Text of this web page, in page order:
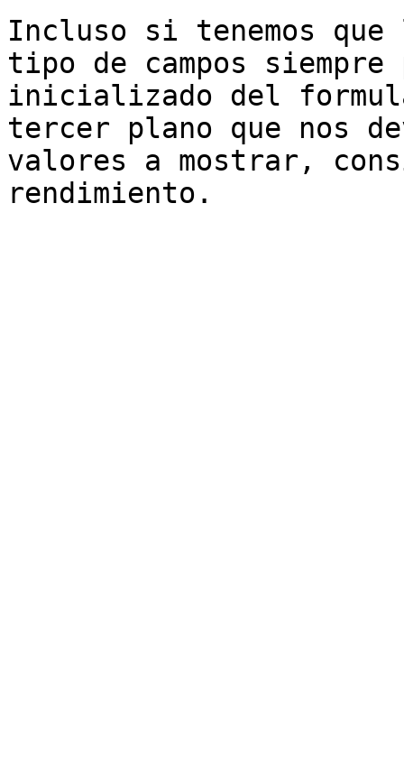
Incluso si tenemos
tipo de campos
inicializado del
tercer plano que nos
valores a mostrar,